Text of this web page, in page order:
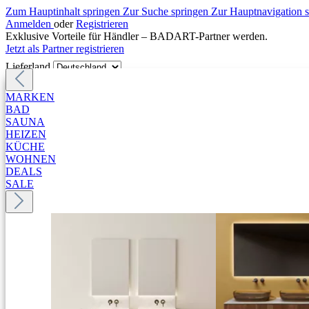
Zum Hauptinhalt springen Zur Suche springen Zur Hauptnavigation
Anmelden oder Registrieren
Exklusive Vorteile für Händler – BADART-Partner werden.
Jetzt als Partner registrieren
Lieferland
MARKEN
BAD
SAUNA
HEIZEN
KÜCHE
WOHNEN
DEALS
SALE